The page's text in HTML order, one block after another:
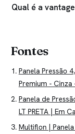
Qual é a
Fontes
Panela Pressão
Premium -
Panela de
LT PRETA | Em
Multiflon |